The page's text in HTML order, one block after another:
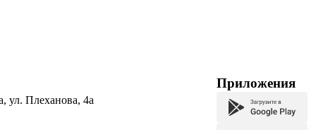
ул. Плеханова, 4а
Приложения